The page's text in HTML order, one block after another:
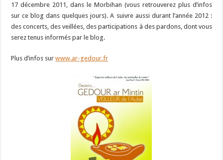
17 décembre 2011, dans le Morbihan (vous retrouverez plus d’infos
sur ce blog dans quelques jours). A suivre aussi durant l’année 2012 :
des concerts, des veillées, des participations à des pardons, dont vous
serez tenus informés par le blog.
Plus d’infos surwww.ar-gedour.fr